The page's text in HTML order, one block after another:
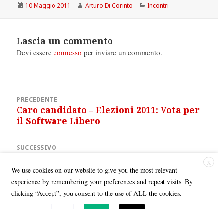
Scritto
10 Maggio 2011 Autore
Arturo Di Corinto Categorie
Incontri
Lascia un commento
Devi essereconnesso per inviare un commento.
articoliPRECEDENTE
Articolo
precedente:
Caro candidato – Elezioni 2011: Vota per
il Software Libero
SUCCESSIVO
successivo:
X
We use cookies on our website to give you the most relevant
experience by remembering your preferences and repeat visits. By
clicking “Accept”, you consent to the use of ALL the cookies.